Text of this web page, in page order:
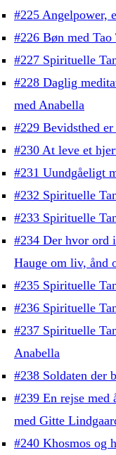
#225 Angelpower,
#226 Bøn med
#227 Spirituelle
#228 Daglig
med Anabella
#229 Bevidsthed
#230 At leve et
#231 Uundgåeligt
#232 Spirituelle
#233 Spirituelle
#234 Der hvor ord
Hauge om liv, ånd
#235 Spirituelle
#236 Spirituelle
#237 Spirituelle
Anabella
#238 Soldaten der
#239 En rejse
med Gitte
#240 Khosmos og